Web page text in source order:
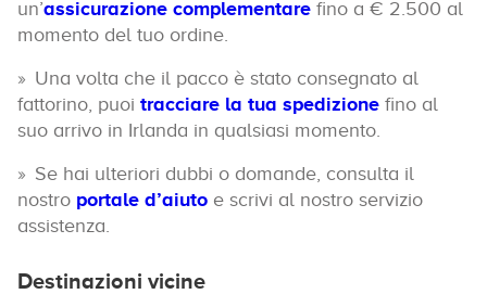
un’assicurazione complementare fino a € 2.500 al
momento del tuo ordine.
Una volta che il pacco è stato consegnato al
fattorino, puoi tracciare la tua spedizione fino al
suo arrivo in Irlanda in qualsiasi momento.
Se hai ulteriori dubbi o domande, consulta il
nostro portale d’aiuto e scrivi al nostro servizio
assistenza.
Destinazioni vicine